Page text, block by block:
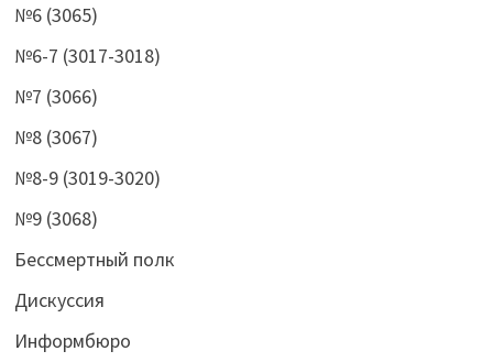
№6 (3065)
№6-7 (3017-3018)
№7 (3066)
№8 (3067)
№8-9 (3019-3020)
№9 (3068)
Бессмертный полк
Дискуссия
Информбюро